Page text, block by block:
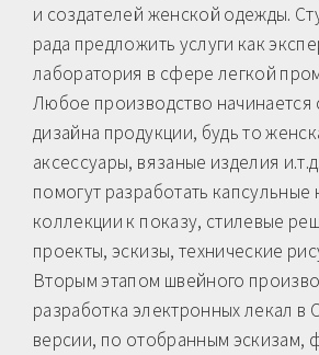
и создателей женской одежды.
рада предложить услуги как
лаборатория в сфере легкой
Любое производство начинается
дизайна продукции, будь то
аксессуары, вязаные изделия
помогут разработать капсульные
коллекции к показу, стилевые
проекты, эскизы, технические
Вторым этапом швейного
разработка электронных лекал в
версии, по отобранным эскизам,